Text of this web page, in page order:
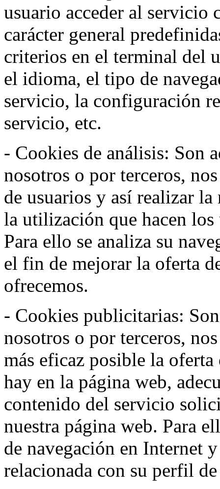
usuario acceder al servicio
carácter general
criterios en el terminal del
el idioma, el tipo de
servicio, la configuración
servicio, etc.
- Cookies de análisis: Son
nosotros o por terceros,
de usuarios y así realizar
la utilización que hacen
Para ello se analiza su
el fin de mejorar la oferta
ofrecemos.
- Cookies publicitarias:
nosotros o por terceros,
más eficaz posible la
hay en la página web,
contenido del servicio
nuestra página web. Para
de navegación en Internet
relacionada con su perfil